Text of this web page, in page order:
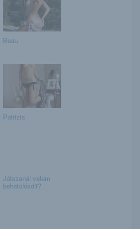
Beau
Patrizia
Játszanál velem
behatolósdit?